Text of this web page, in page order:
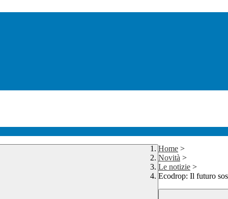
Home >
Novità >
Le notizie >
Ecodrop: Il futuro